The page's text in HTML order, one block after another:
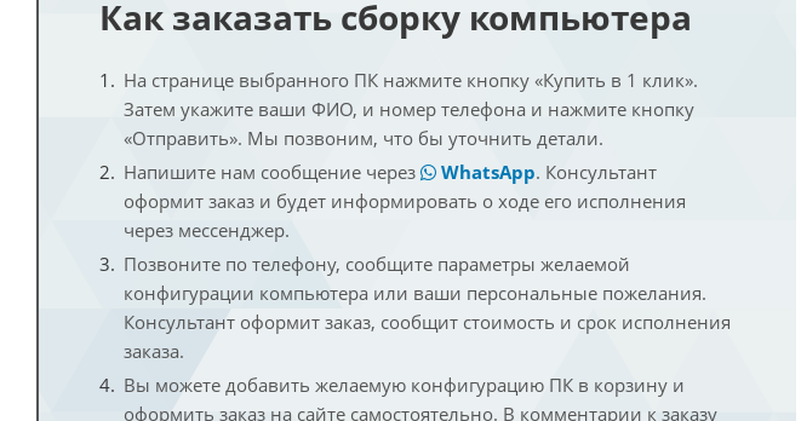
Как заказать сборку компьютера
На странице выбранного ПК нажмите кнопку «Купить в 1 клик».
Затем укажите ваши ФИО, и номер телефона и нажмите кнопку
«Отправить». Мы позвоним, что бы уточнить детали.
Напишите нам сообщение через
WhatsApp. Консультант
оформит заказ и будет информировать о ходе его исполнения
через мессенджер.
Позвоните по телефону, сообщите параметры желаемой
конфигурации компьютера или ваши персональные пожелания.
Консультант оформит заказ, сообщит стоимость и срок исполнения
заказа.
Вы можете добавить желаемую конфигурацию ПК в корзину и
оформить заказ на сайте самостоятельно. В комментарии к заказу